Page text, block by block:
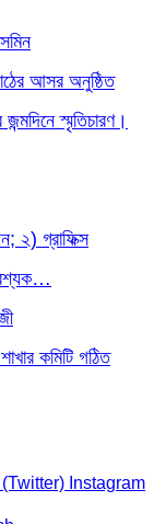
আসর অনুষ্ঠিত
স্মৃতিচারণ।
২) গ্রাফিক্স
কমিটি গঠিত
Instagram